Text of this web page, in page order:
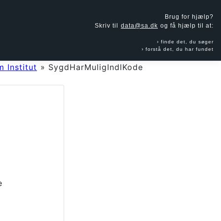
Brug for hjælp?
Skriv til data@sa.dk og få hjælp til at:
finde det, du søger
forstå det, du har fundet
Institut » SygdHarMuligIndlKode